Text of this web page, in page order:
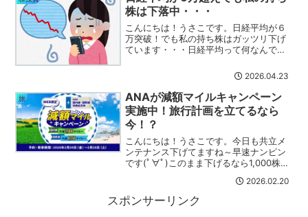
株は下落中・・・
こんにちは！うさこです。日経平均が６
万突破！でも私の持ち株はガッツリ下げ
ています・・・日経平均って何なんでし
ているので含み損です～(´;ω;｀)直近買っ
たものは一時利確したり、下落している
ものはナ...
2026.04.23
旅
ANAが減額マイルキャンペーン
実施中！旅行計画を立てるなら
今！？
こんにちは！うさこです。今日も共立メ
ンテナンス下げてますね～早速ナンピン
です(ﾟ∀ﾟ)このまま下げるなら1,000株ま
バッチリですね( ﾟДﾟ)ﾎﾝﾄｳｶ?現実逃避も
兼ねて旅行計画を立てたくなり、調べて
み...
2026.02.20
スポンサーリンク